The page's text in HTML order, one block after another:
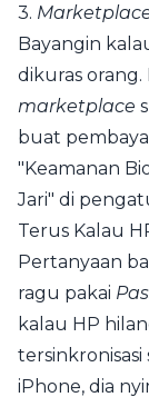
3.
Bayangin
dikuras orang.
marketplace
buat
"Keamanan
Jari" di
Terus Kalau
Pertanyaan
ragu pakai
kalau HP
iPhone, dia